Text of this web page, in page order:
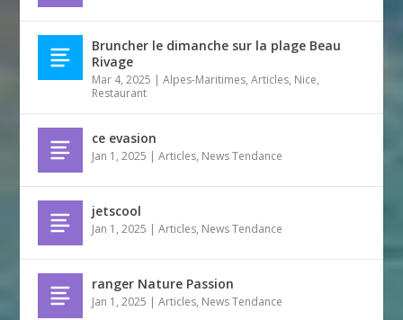
Bruncher le dimanche sur la plage Beau
Rivage
Mar 4, 2025 |Alpes-Maritimes,Articles, Nice,
Restaurant
ce evasion
Jan 1, 2025 |Articles, News Tendance
jetscool
Jan 1, 2025 |Articles, News Tendance
ranger Nature Passion
Jan 1, 2025 |Articles, News Tendance